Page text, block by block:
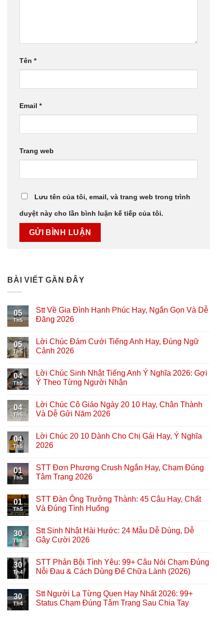
Tên *
Email *
Trang web
Lưu tên của tôi, email, và trang web trong trình
duyệt này cho lần bình luận kế tiếp của tôi.
BÀI VIẾT GẦN ĐÂY
05
Th5
Stt Về Gia Đình Hạnh Phúc Hay, Ngắn Gọn Và Dễ
Đăng 2026
05
Th5
Lời Chúc Đám Cưới Tiếng Anh Hay, Đúng Ngữ
Cảnh 2026
04
Th5
Lời Chúc Sinh Nhật Tiếng Anh Ý Nghĩa 2026: Gợi
Ý Theo Từng Người Nhận
04
Th5
Lời Chúc Cô Giáo Ngày 20 10 Hay, Chân Thành
Và Dễ Gửi Năm 2026
04
Th5
Lời Chúc 20 10 Dành Cho Chị Gái Hay, Ý Nghĩa
2026
01
Th5
STT Đơn Phương Crush Ngắn Hay, Chạm Đúng
Tâm Trạng 2026
01
Th5
STT Đàn Ông Trưởng Thành: 45 Câu Hay, Chất
Và Đúng Tình Huống
30
Th4
Stt Sinh Nhật Hài Hước: 24 Mẫu Dễ Dùng, Dễ
Gây Cười 2026
30
Th4
STT Phản Bội Tình Yêu: 99+ Câu Nói Chạm Đúng
Nỗi Đau & Cách Dùng Để Chữa Lành (2026)
30
Th4
Stt Người Lạ Từng Quen Hay Nhất 2026: 99+
Status Chạm Đúng Tâm Trạng Sau Chia Tay